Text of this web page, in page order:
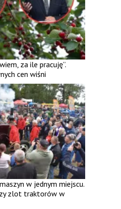
za ile pracuję”.
cen wiśni
w jednym miejscu.
zlot traktorów w